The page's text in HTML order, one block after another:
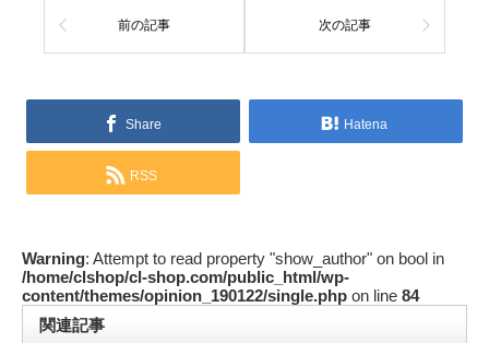
前の記事 次の記事
Share Hatena
RSS
Warning: Attempt to read property "show_author" on bool in
/home/clshop/cl-shop.com/public_html/wp-
content/themes/opinion_190122/single.php on line 84
関連記事